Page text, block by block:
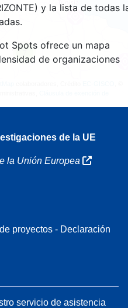
y la lista de todas
Spots ofrece un mapa
de organizaciones
7
de la UE
la Unión Europea
proyectos - Declaración
servicio de asistencia